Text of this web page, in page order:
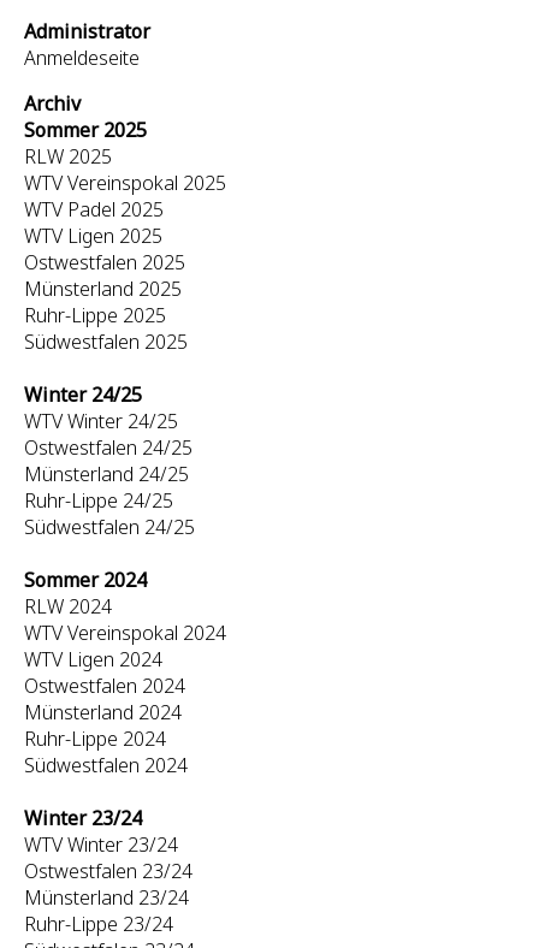
Administrator
Anmeldeseite
Archiv
Sommer 2025
RLW 2025
WTV Vereinspokal 2025
WTV Padel 2025
WTV Ligen 2025
Ostwestfalen 2025
Münsterland 2025
Ruhr-Lippe 2025
Südwestfalen 2025
Winter 24/25
WTV Winter 24/25
Ostwestfalen 24/25
Münsterland 24/25
Ruhr-Lippe 24/25
Südwestfalen 24/25
Sommer 2024
RLW 2024
WTV Vereinspokal 2024
WTV Ligen 2024
Ostwestfalen 2024
Münsterland 2024
Ruhr-Lippe 2024
Südwestfalen 2024
Winter 23/24
WTV Winter 23/24
Ostwestfalen 23/24
Münsterland 23/24
Ruhr-Lippe 23/24